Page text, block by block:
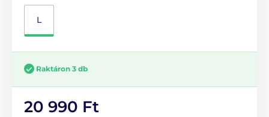
L
Raktáron 3 db
20 990 Ft